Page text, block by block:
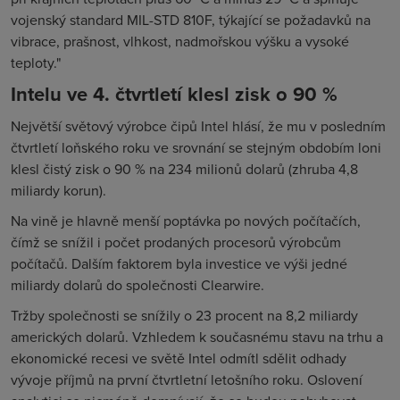
vojenský standard MIL-STD 810F, týkající se požadavků na
vibrace, prašnost, vlhkost, nadmořskou výšku a vysoké
teploty."
Intelu ve 4. čtvrtletí klesl zisk o 90 %
Největší světový výrobce čipů Intel hlásí, že mu v posledním
čtvrtletí loňského roku ve srovnání se stejným obdobím loni
klesl čistý zisk o 90 % na 234 milionů dolarů (zhruba 4,8
miliardy korun).
Na vině je hlavně menší poptávka po nových počítačích,
čímž se snížil i počet prodaných procesorů výrobcům
počítačů. Dalším faktorem byla investice ve výši jedné
miliardy dolarů do společnosti Clearwire.
Tržby společnosti se snížily o 23 procent na 8,2 miliardy
amerických dolarů. Vzhledem k současnému stavu na trhu a
ekonomické recesi ve světě Intel odmítl sdělit odhady
vývoje příjmů na první čtvrtletní letošního roku. Oslovení